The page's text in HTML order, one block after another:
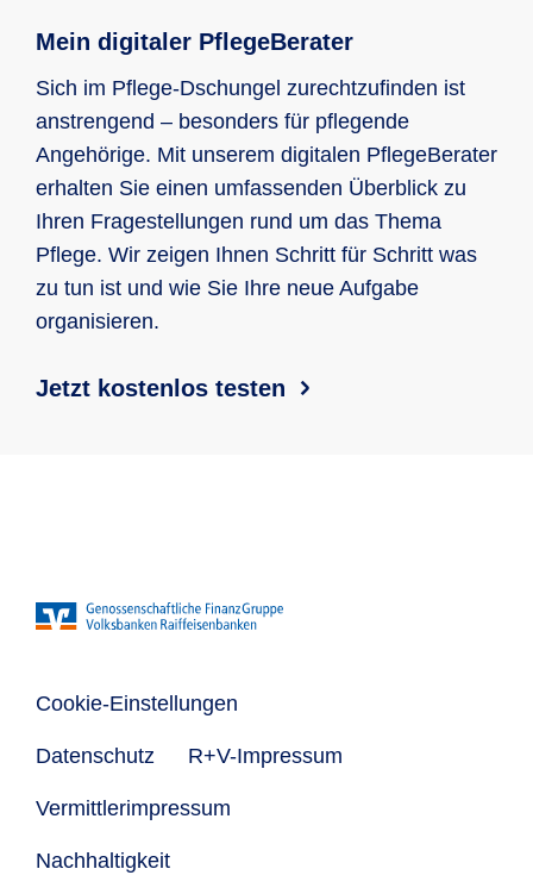
Mein digitaler PflegeBerater
Sich im Pflege-Dschungel zurechtzufinden ist
anstrengend – besonders für pflegende
Angehörige. Mit unserem digitalen PflegeBerater
erhalten Sie einen umfassenden Überblick zu
Ihren Fragestellungen rund um das Thema
Pflege. Wir zeigen Ihnen Schritt für Schritt was
zu tun ist und wie Sie Ihre neue Aufgabe
organisieren.
Jetzt kostenlos testen
Cookie-Einstellungen
Datenschutz R+V-Impressum
Vermittlerimpressum
Nachhaltigkeit